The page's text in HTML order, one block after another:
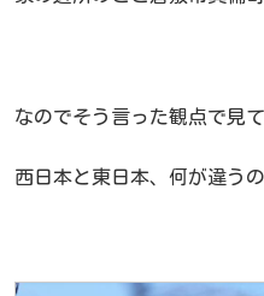
なのでそう言った観点で見て
西日本と東日本、何が違う